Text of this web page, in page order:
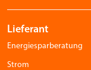
Lieferant
Energiesparberatung
Strom